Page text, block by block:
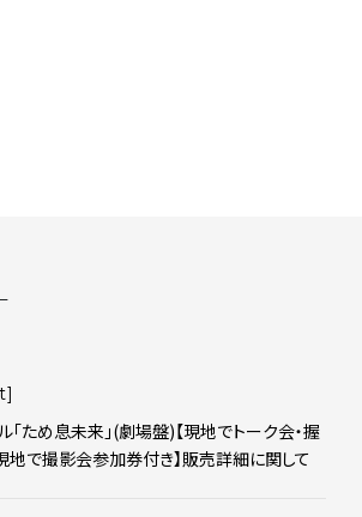
｢ため息未来｣(劇場盤)【現地でトーク会・握
地で撮影会参加券付き】販売詳細に関して